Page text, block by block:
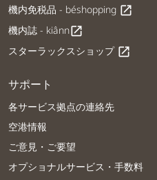
機内免税品 - béshopping open_in_new
機内誌 - kiânnopen_in_new
スターラックスショップ open_in_new
サポート
各サービス拠点の連絡先
空港情報
ご意見・ご要望
オプショナルサービス・手数料